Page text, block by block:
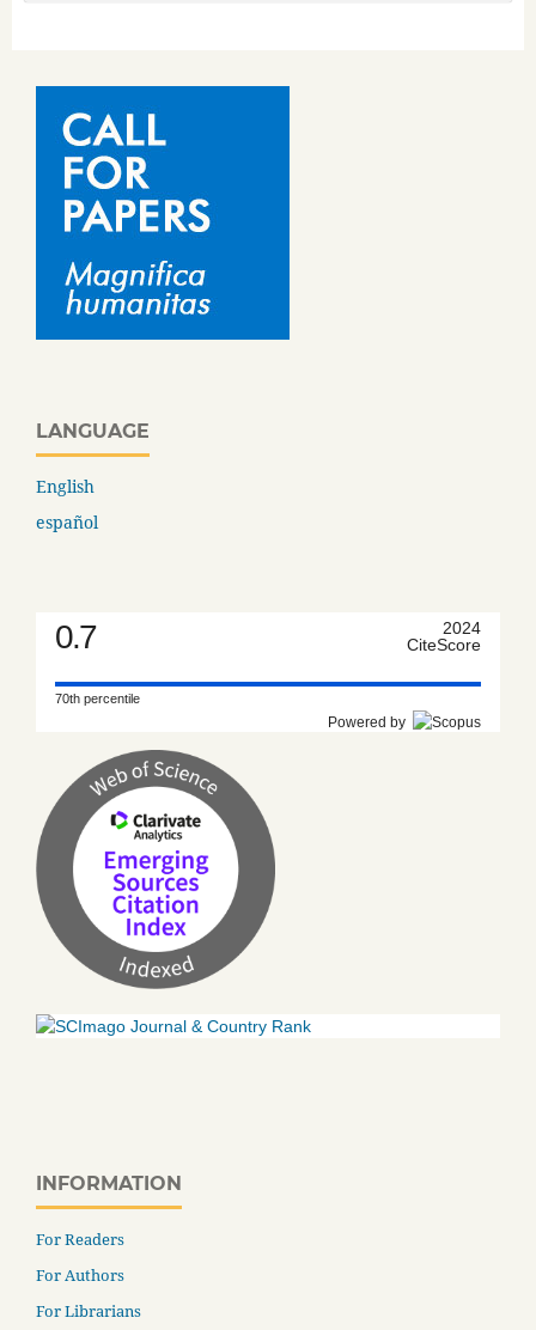
LANGUAGE
English
español
0.7
2024
CiteScore
70th percentile
Powered by
INFORMATION
For Readers
For Authors
For Librarians